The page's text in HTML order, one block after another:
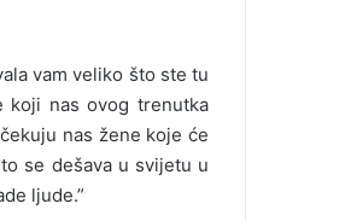
vam veliko što ste tu
koji nas ovog trenutka
nas žene koje će
se dešava u svijetu u
ljude.”